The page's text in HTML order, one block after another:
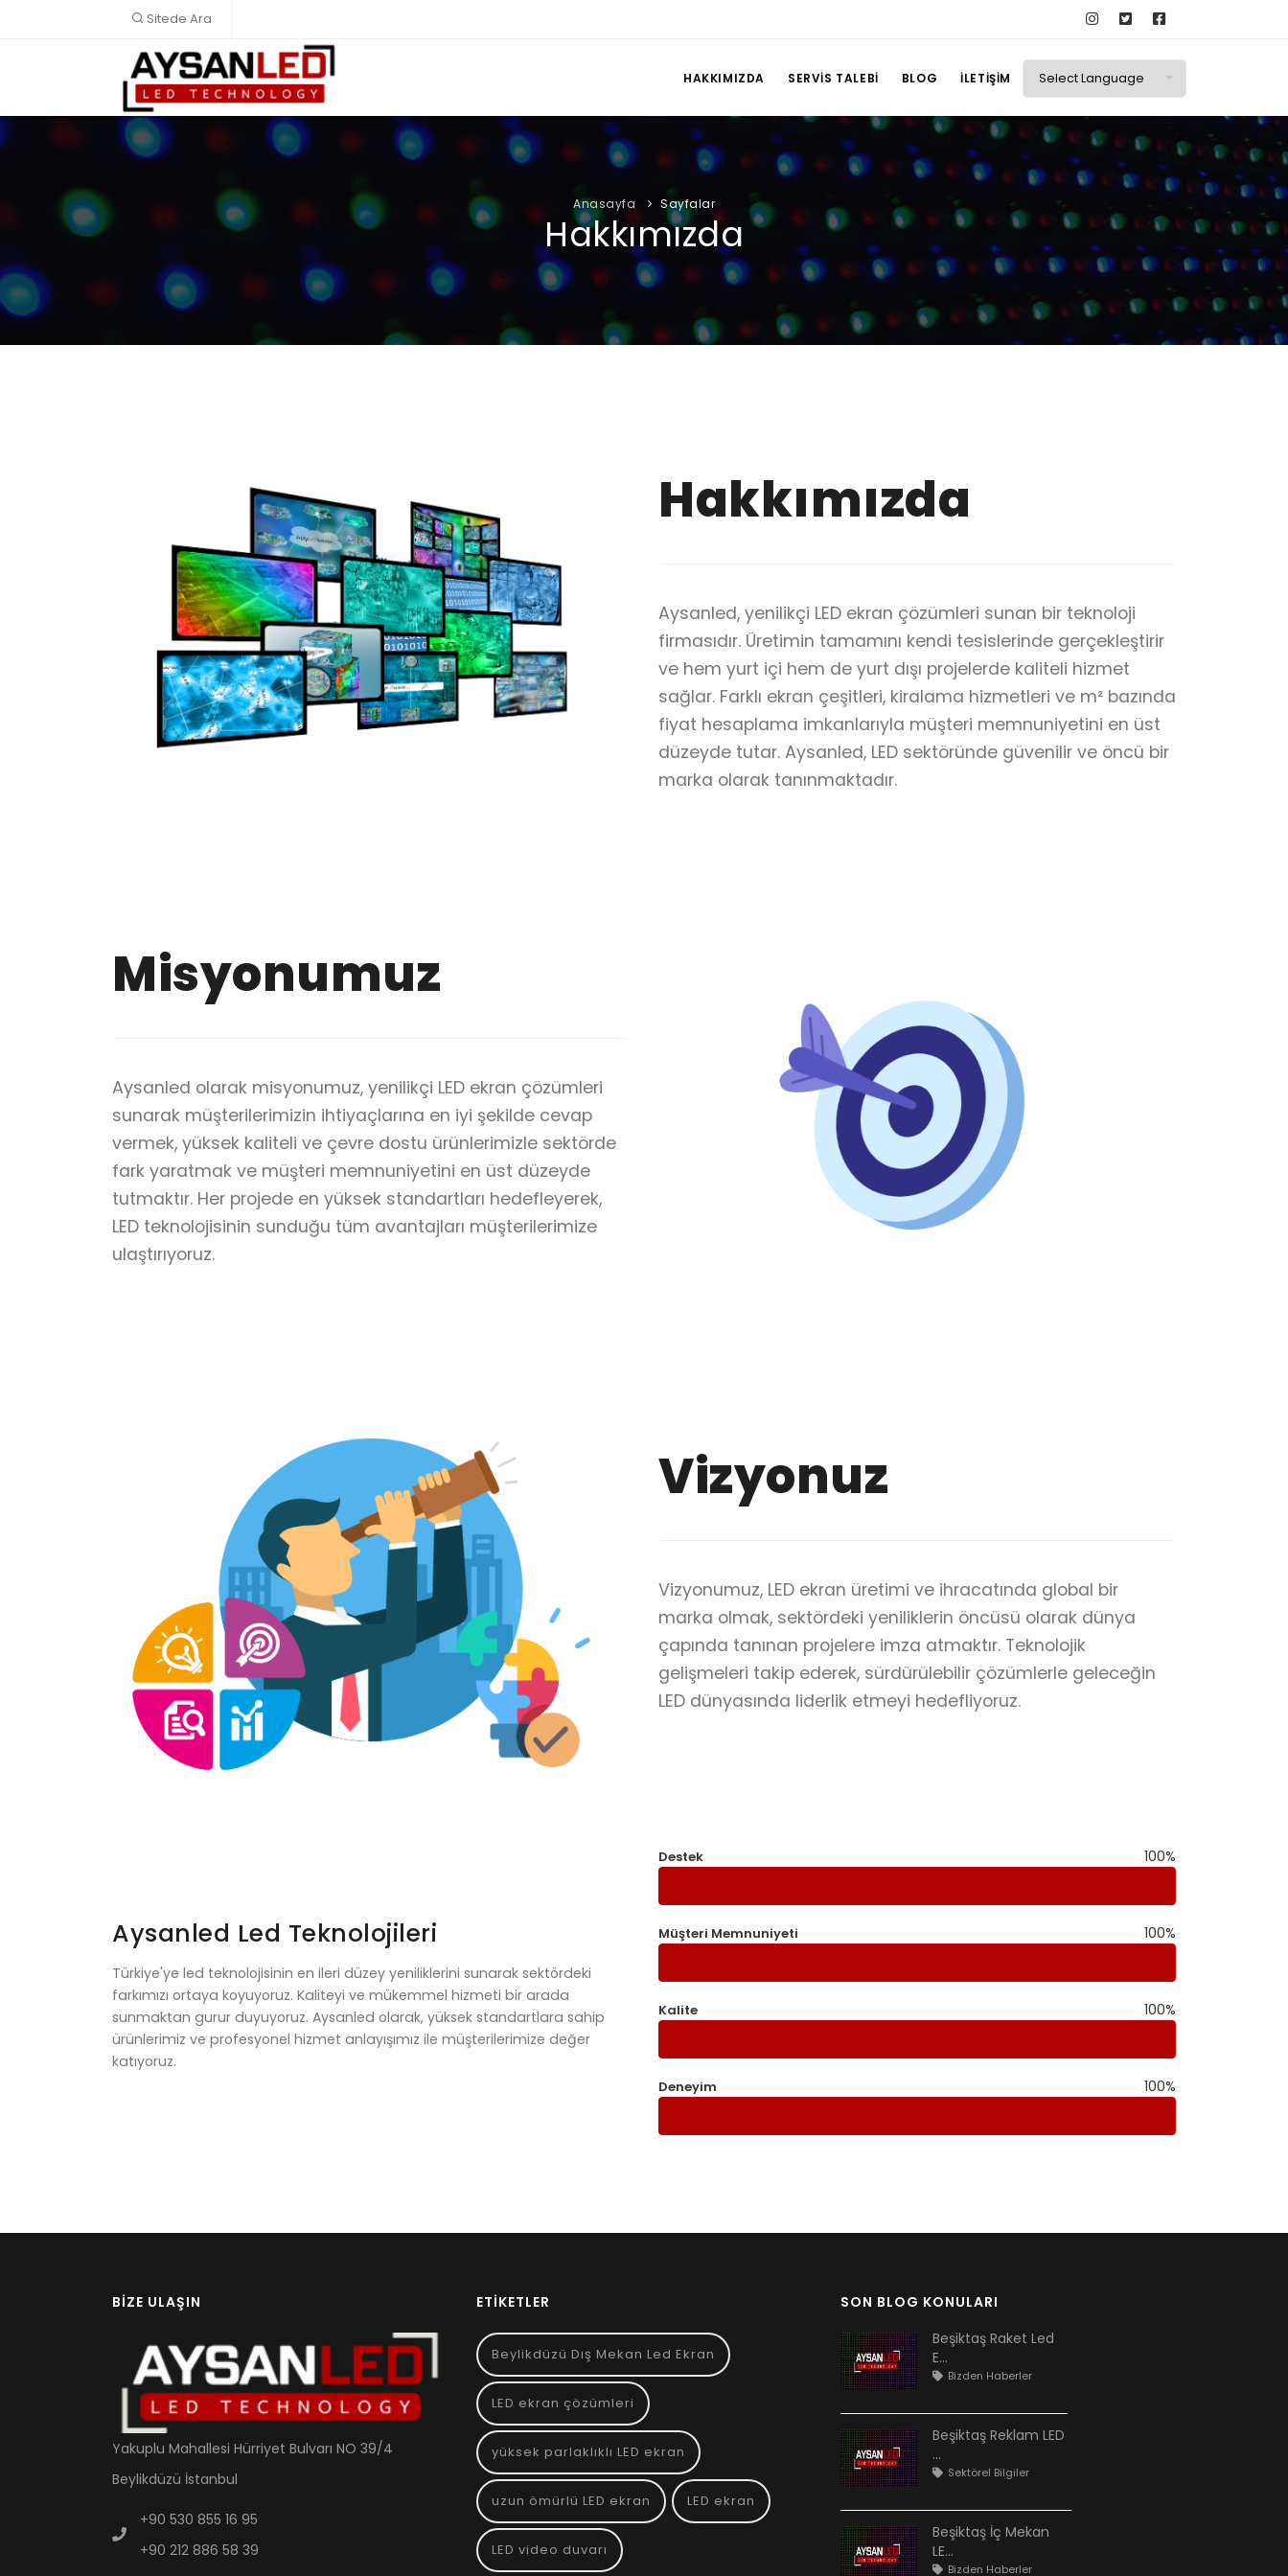
Sitede Ara
HAKKIMIZDA SERVIS TALEBI BLOG İLETIŞIM
Anasayfa Sayfalar
Hakkımızda
Hakkımızda
Aysanled, yenilikçi LED ekran çözümleri sunan bir teknoloji
firmasıdır. Üretimin tamamını kendi tesislerinde gerçekleştirir
ve hem yurt içi hem de yurt dışı projelerde kaliteli hizmet
sağlar. Farklı ekran çeşitleri, kiralama hizmetleri ve m² bazında
fiyat hesaplama imkanlarıyla müşteri memnuniyetini en üst
düzeyde tutar. Aysanled, LED sektöründe güvenilir ve öncü bir
marka olarak tanınmaktadır.
Misyonumuz
Aysanled olarak misyonumuz, yenilikçi LED ekran çözümleri
sunarak müşterilerimizin ihtiyaçlarına en iyi şekilde cevap
vermek, yüksek kaliteli ve çevre dostu ürünlerimizle sektörde
fark yaratmak ve müşteri memnuniyetini en üst düzeyde
tutmaktır. Her projede en yüksek standartları hedefleyerek,
LED teknolojisinin sunduğu tüm avantajları müşterilerimize
ulaştırıyoruz.
Vizyonuz
Vizyonumuz, LED ekran üretimi ve ihracatında global bir
marka olmak, sektördeki yeniliklerin öncüsü olarak dünya
çapında tanınan projelere imza atmaktır. Teknolojik
gelişmeleri takip ederek, sürdürülebilir çözümlerle geleceğin
LED dünyasında liderlik etmeyi hedefliyoruz.
Aysanled Led Teknolojileri
Türkiye'ye led teknolojisinin en ileri düzey yeniliklerini sunarak sektördeki
farkımızı ortaya koyuyoruz. Kaliteyi ve mükemmel hizmeti bir arada
sunmaktan gurur duyuyoruz. Aysanled olarak, yüksek standartlara sahip
ürünlerimiz ve profesyonel hizmet anlayışımız ile müşterilerimize değer
katıyoruz.
Destek %
100
Müşteri Memnuniyeti %
100
Kalite %
100
Deneyim %
100
BIZE ULAŞIN
Yakuplu Mahallesi Hürriyet Bulvarı NO 39/4
Beylikdüzü İstanbul
+90 530 855 16 95
+90 212 886 58 39
ETIKETLER
Beylikdüzü Dış Mekan Led Ekran
LED ekran çözümleri
yüksek parlaklıklı LED ekran
uzun ömürlü LED ekran LED ekran
LED video duvarı
SON BLOG KONULARI
Beşiktaş Raket Led
E...
Bizden Haberler
Beşiktaş Reklam LED
...
Sektörel Bilgiler
Beşiktaş İç Mekan
LE...
Bizden Haberler